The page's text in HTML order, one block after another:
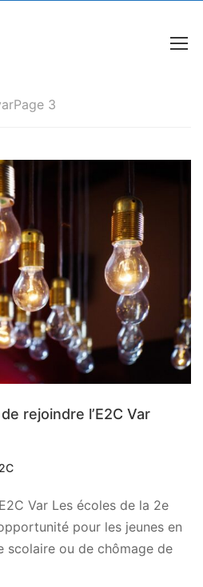
Page 3
rejoindre l’E2C Var
Var Les écoles de la 2e
pour les jeunes en
scolaire ou de chômage de